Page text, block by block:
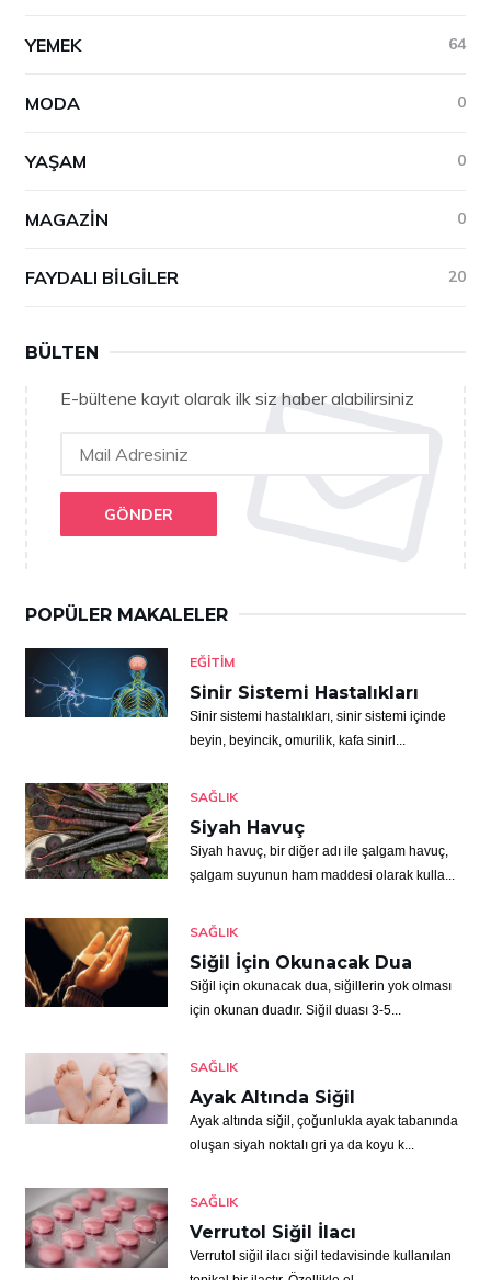
YEMEK 64
MODA 0
YAŞAM 0
MAGAZIN 0
FAYDALI BILGILER 20
BÜLTEN
E-bültene kayıt olarak ilk siz haber alabilirsiniz
GÖNDER
POPÜLER MAKALELER
EĞITIM
Sinir Sistemi Hastalıkları
Sinir sistemi hastalıkları, sinir sistemi içinde
beyin, beyincik, omurilik, kafa sinirl...
SAĞLIK
Siyah Havuç
Siyah havuç, bir diğer adı ile şalgam havuç,
şalgam suyunun ham maddesi olarak kulla...
SAĞLIK
Siğil İçin Okunacak Dua
Siğil için okunacak dua, siğillerin yok olması
için okunan duadır. Siğil duası 3-5...
SAĞLIK
Ayak Altında Siğil
Ayak altında siğil, çoğunlukla ayak tabanında
oluşan siyah noktalı gri ya da koyu k...
SAĞLIK
Verrutol Siğil İlacı
Verrutol siğil ilacı siğil tedavisinde kullanılan